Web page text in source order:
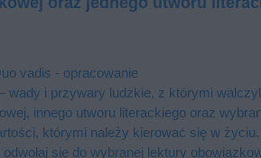
vadis - opracowanie
wady i przywary ludzkie, z którymi
innego utworu literackiego oraz
którymi należy kierować się w
się do wybranej lektury